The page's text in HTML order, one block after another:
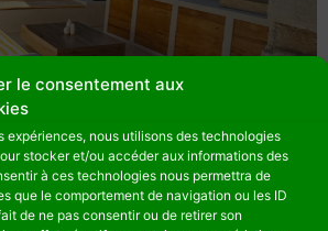
le consentement aux
expériences, nous utilisons des technologies
stocker et/ou accéder aux informations des
à ces technologies nous permettra de
que le comportement de navigation ou les ID
de ne pas consentir ou de retirer son
IMMOBLUE INVEST La rénovation de
138 m² situé dans le quartier
a débuté par une déconstruction
complet du bâtiment. Les